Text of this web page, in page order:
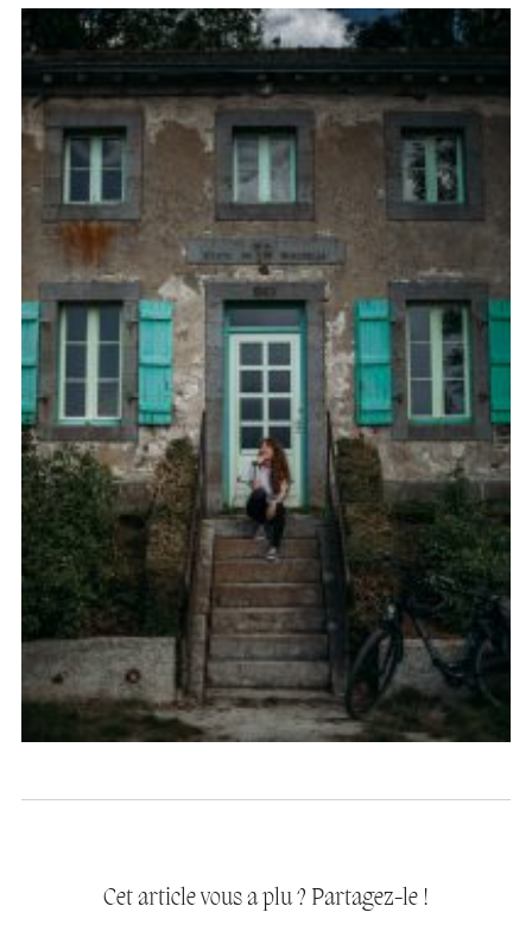
Cet article vous a plu ? Partagez-le !